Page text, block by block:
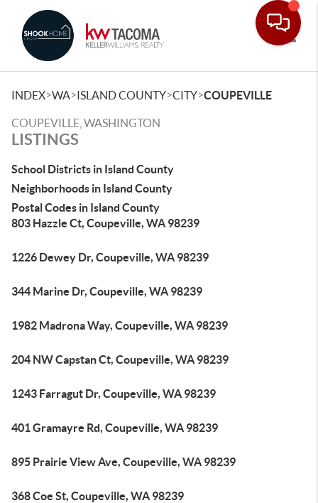
INDEX>WA>ISLAND COUNTY>CITY>COUPEVILLE
COUPEVILLE, WASHINGTON
LISTINGS
School Districts in Island County
Neighborhoods in Island County
Postal Codes in Island County
803 Hazzle Ct, Coupeville, WA 98239
1226 Dewey Dr, Coupeville, WA 98239
344 Marine Dr, Coupeville, WA 98239
1982 Madrona Way, Coupeville, WA 98239
204 NW Capstan Ct, Coupeville, WA 98239
1243 Farragut Dr, Coupeville, WA 98239
401 Gramayre Rd, Coupeville, WA 98239
895 Prairie View Ave, Coupeville, WA 98239
368 Coe St, Coupeville, WA 98239